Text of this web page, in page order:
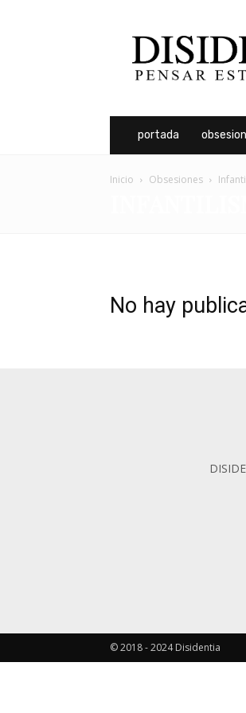
portada
Inicio Obsesiones
No hay
© 2018 - 2024 Disidentia